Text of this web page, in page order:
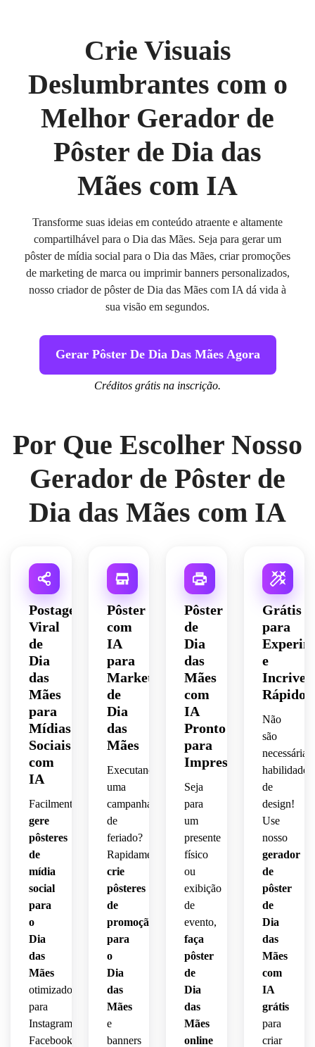
Crie Visuais
Deslumbrantes com o
Melhor Gerador de
Pôster de Dia das
Mães com IA
Transforme suas ideias em conteúdo atraente e altamente
compartilhável para o Dia das Mães. Seja para gerar um
pôster de mídia social para o Dia das Mães, criar promoções
de marketing de marca ou imprimir banners personalizados,
nosso criador de pôster de Dia das Mães com IA dá vida à
sua visão em segundos.
Gerar Pôster De Dia Das Mães Agora
Créditos grátis na inscrição.
Por Que Escolher Nosso
Gerador de Pôster de
Dia das Mães com IA
Postagem
Viral
de
Dia
das
Mães
para
Mídias
Sociais
com
IA
Facilmente
gere
pôsteres
de
mídia
social
para
o
Dia
das
Mães
otimizados
para
Instagram,
Facebook
Pôster
com
IA
para
Marketing
de
Dia
das
Mães
Executando
uma
campanha
de
feriado?
Rapidamente
crie
pôsteres
de
promoção
para
o
Dia
das
Mães
e
banners
Pôster
de
Dia
das
Mães
com
IA
Pronto
para
Impressão
Seja
para
um
presente
físico
ou
exibição
de
evento,
faça
pôster
de
Dia
das
Mães
online
Grátis
para
e
Rápido
Não
são
necessárias
habilidades
de
design!
Use
nosso
gerador
de
pôster
de
Dia
das
Mães
com
IA
grátis
para
criar